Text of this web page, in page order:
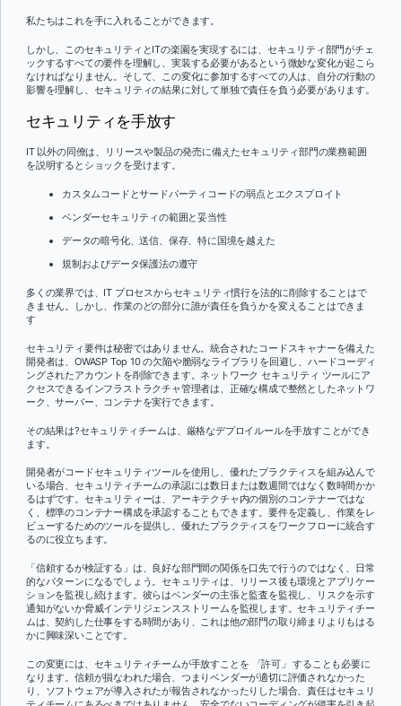
私たちはこれを手に入れることができます。
しかし、このセキュリティとITの楽園を実現するには、セキュリティ部門がチェ
ックするすべての要件を理解し、実装する必要があるという微妙な変化が起こら
なければなりません。そして、この変化に参加するすべての人は、自分の行動の
影響を理解し、セキュリティの結果に対して単独で責任を負う必要があります。
セキュリティを手放す
IT 以外の同僚は、リリースや製品の発売に備えたセキュリティ部門の業務範囲
を説明するとショックを受けます。
カスタムコードとサードパーティコードの弱点とエクスプロイト
ベンダーセキュリティの範囲と妥当性
データの暗号化、送信、保存、特に国境を越えた
規制およびデータ保護法の遵守
多くの業界では、IT プロセスからセキュリティ慣行を法的に削除することはで
きません。しかし、作業のどの部分に誰が責任を負うかを変えることはできま
す
セキュリティ要件は秘密ではありません。統合されたコードスキャナーを備えた
開発者は、OWASP Top 10 の欠陥や脆弱なライブラリを回避し、ハードコーディ
ングされたアカウントを削除できます。ネットワーク セキュリティ ツールにア
クセスできるインフラストラクチャ管理者は、正確な構成で整然としたネットワ
ーク、サーバー、コンテナを実行できます。
その結果は?セキュリティチームは、厳格なデプロイルールを手放すことができ
ます。
開発者がコードセキュリティツールを使用し、優れたプラクティスを組み込んで
いる場合、セキュリティチームの承認には数日または数週間ではなく数時間かか
るはずです。セキュリティーは、アーキテクチャ内の個別のコンテナーではな
く、標準のコンテナー構成を承認することもできます。要件を定義し、作業をレ
ビューするためのツールを提供し、優れたプラクティスをワークフローに統合す
るのに役立ちます。
「信頼するが検証する」は、良好な部門間の関係を口先で行うのではなく、日常
的なパターンになるでしょう。セキュリティは、リリース後も環境とアプリケー
ションを監視し続けます。彼らはベンダーの主張と監査を監視し、リスクを示す
通知がないか脅威インテリジェンスストリームを監視します。セキュリティチー
ムは、契約した仕事をする時間があり、これは他の部門の取り締まりよりもはる
かに興味深いことです。
この変更には、セキュリティチームが手放すことを 「許可」 することも必要に
なります。信頼が損なわれた場合、つまりベンダーが適切に評価されなかった
り、ソフトウェアが導入されたが報告されなかったりした場合、責任はセキュリ